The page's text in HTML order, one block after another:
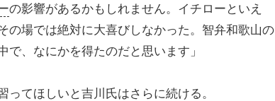
の影響があるかもしれません。イチローといえ
の場では絶対に大喜びしなかった。智弁和歌山の
、なにかを得たのだと思います」
ってほしいと吉川氏はさらに続ける。